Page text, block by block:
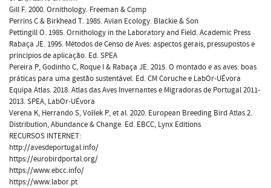
Gill F. 2000. Ornithology. Freeman & Comp
Perrins C & Birkhead T. 1985. Avian Ecology. Blackie & Son
Pettingill O. 1985. Ornithology in the Laboratory and Field. Academic Press
Rabaça JE. 1995. Métodos de Censo de Aves: aspectos gerais, pressupostos e
princípios de aplicação. Ed. SPEA
Pereira P, Godinho C, Roque I & Rabaça JE. 2015. O montado e as aves: boas
práticas para uma gestão sustentável. Ed. CM Coruche e LabOr-UÉvora
Equipa Atlas. 2018. Atlas das Aves Invernantes e Migradoras de Portugal 2011-
2013. SPEA, LabOr-UÉvora
Verena K, Herrando S, Voříek P, et al. 2020. European Breeding Bird Atlas 2.
Distribution, Abundance & Change. Ed. EBCC, Lynx Editions
RECURSOS INTERNET:
http://avesdeportugal.info/
https://eurobirdportal.org/
https://www.ebcc.info/
https://www.labor.pt